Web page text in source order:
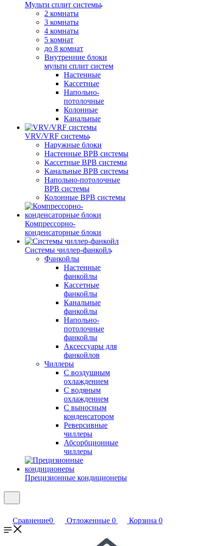
Мульти сплит системы
2 комнаты
3 комнаты
4 комнаты
5 комнат
до 8 комнат
Внутренние блоки
мульти сплит систем
Настенные
Кассетные
Напольно-
потолочные
Колонные
Канальные
VRV/VRF системы
Наружные блоки
Настенные ВРВ системы
Кассетные ВРВ системы
Канальные ВРВ системы
Напольно-потолочные
ВРВ системы
Колонные ВРВ системы
Компрессорно-
конденсаторные блоки
Системы чиллер-фанкойл
Фанкойлы
Настенные
фанкойлы
Кассетные
фанкойлы
Канальные
фанкойлы
Напольно-
потолочные
фанкойлы
Аксессуары для
фанкойлов
Чиллеры
С воздушным
охлаждением
С водяным
охлаждением
С выносным
конденсатором
Реверсивные
чиллеры
Абсорбционные
чиллеры
Прецизионные кондиционеры
Сравнение0 Отложенные 0 Корзина 0